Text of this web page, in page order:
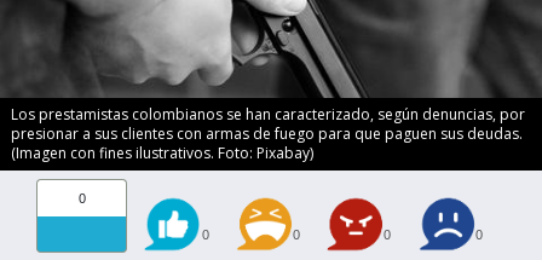
Los prestamistas colombianos se han caracterizado, según denuncias, por
presionar a sus clientes con armas de fuego para que paguen sus deudas.
(Imagen con fines ilustrativos. Foto: Pixabay)
0
0 0 0 0